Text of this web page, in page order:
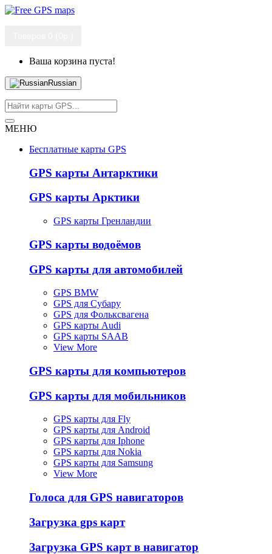
Ваша корзина пуста!
Russian
МЕНЮ
Бесплатные карты GPS
GPS карты Антарктики
GPS карты Арктики
GPS карты Гренландии
GPS карты водоёмов
GPS карты для автомобилей
GPS BMW
GPS для Субару
GPS для Фольксвагена
GPS карты Audi
GPS карты SAAB
View More
GPS карты для компьютеров
GPS карты для мобильников
GPS карты для Fly
GPS карты для Android
GPS карты для Iphone
GPS карты для Nokia
GPS карты для Samsung
View More
Голоса для GPS навигаторов
Загрузка gps карт
Загрузка GPS карт в навигатор